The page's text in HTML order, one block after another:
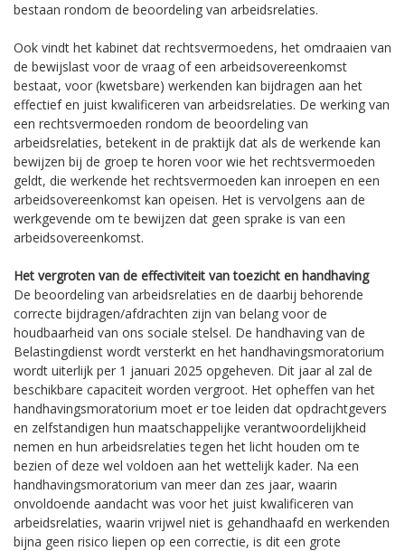
bestaan rondom de beoordeling van arbeidsrelaties.
Ook vindt het kabinet dat rechtsvermoedens, het omdraaien van
de bewijslast voor de vraag of een arbeidsovereenkomst
bestaat, voor (kwetsbare) werkenden kan bijdragen aan het
effectief en juist kwalificeren van arbeidsrelaties. De werking van
een rechtsvermoeden rondom de beoordeling van
arbeidsrelaties, betekent in de praktijk dat als de werkende kan
bewijzen bij de groep te horen voor wie het rechtsvermoeden
geldt, die werkende het rechtsvermoeden kan inroepen en een
arbeidsovereenkomst kan opeisen. Het is vervolgens aan de
werkgevende om te bewijzen dat geen sprake is van een
arbeidsovereenkomst.
Het vergroten van de effectiviteit van toezicht en handhaving
De beoordeling van arbeidsrelaties en de daarbij behorende
correcte bijdragen/afdrachten zijn van belang voor de
houdbaarheid van ons sociale stelsel. De handhaving van de
Belastingdienst wordt versterkt en het handhavingsmoratorium
wordt uiterlijk per 1 januari 2025 opgeheven. Dit jaar al zal de
beschikbare capaciteit worden vergroot. Het opheffen van het
handhavingsmoratorium moet er toe leiden dat opdrachtgevers
en zelfstandigen hun maatschappelijke verantwoordelijkheid
nemen en hun arbeidsrelaties tegen het licht houden om te
bezien of deze wel voldoen aan het wettelijk kader. Na een
handhavingsmoratorium van meer dan zes jaar, waarin
onvoldoende aandacht was voor het juist kwalificeren van
arbeidsrelaties, waarin vrijwel niet is gehandhaafd en werkenden
bijna geen risico liepen op een correctie, is dit een grote